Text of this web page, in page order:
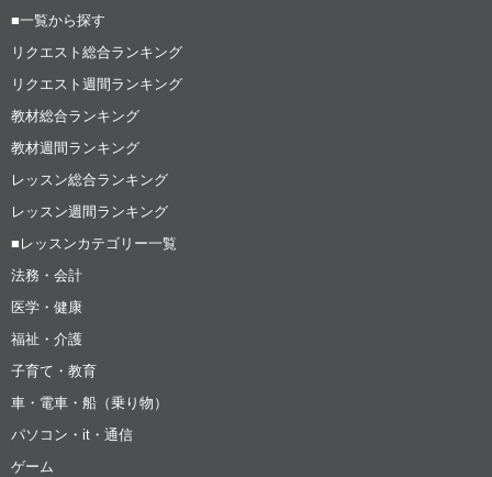
■一覧から探す
リクエスト総合ランキング
リクエスト週間ランキング
教材総合ランキング
教材週間ランキング
レッスン総合ランキング
レッスン週間ランキング
■レッスンカテゴリー一覧
法務・会計
医学・健康
福祉・介護
子育て・教育
車・電車・船（乗り物）
パソコン・it・通信
ゲーム